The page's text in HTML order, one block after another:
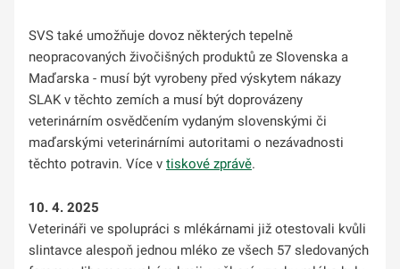
SVS také umožňuje dovoz některých tepelně
neopracovaných živočišných produktů ze Slovenska a
Maďarska - musí být vyrobeny před výskytem nákazy
SLAK v těchto zemích a musí být doprovázeny
veterinárním osvědčením vydaným slovenskými či
maďarskými veterinárními autoritami o nezávadnosti
těchto potravin. Více v tiskové zprávě.
10. 4. 2025
Veterináři ve spolupráci s mlékárnami již otestovali kvůli
slintavce alespoň jednou mléko ze všech 57 sledovaných